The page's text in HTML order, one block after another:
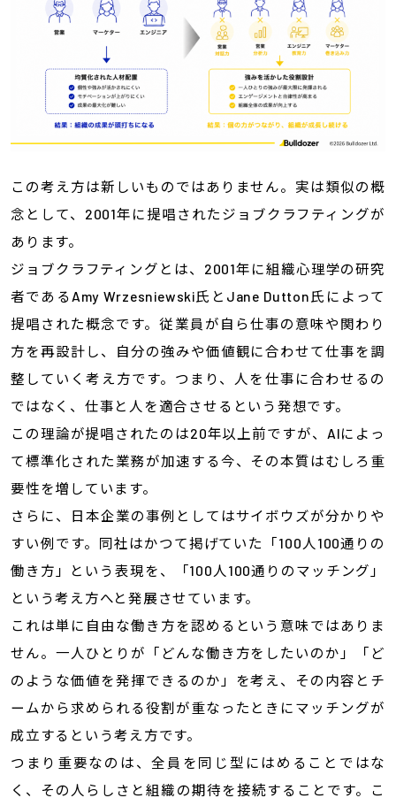
この考え方は新しいものではありません。実は類似の概
念として、2001年に提唱されたジョブクラフティングが
あります。
ジョブクラフティングとは、2001年に組織心理学の研究
者であるAmy Wrzesniewski氏とJane Dutton氏によって
提唱された概念です。従業員が自ら仕事の意味や関わり
方を再設計し、自分の強みや価値観に合わせて仕事を調
整していく考え方です。つまり、人を仕事に合わせるの
ではなく、仕事と人を適合させるという発想です。
この理論が提唱されたのは20年以上前ですが、AIによっ
て標準化された業務が加速する今、その本質はむしろ重
要性を増しています。
さらに、日本企業の事例としてはサイボウズが分かりや
すい例です。同社はかつて掲げていた「100人100通りの
働き方」という表現を、「100人100通りのマッチング」
という考え方へと発展させています。
これは単に自由な働き方を認めるという意味ではありま
せん。一人ひとりが「どんな働き方をしたいのか」「ど
のような価値を発揮できるのか」を考え、その内容とチ
ームから求められる役割が重なったときにマッチングが
成立するという考え方です。
つまり重要なのは、全員を同じ型にはめることではな
く、その人らしさと組織の期待を接続することです。こ